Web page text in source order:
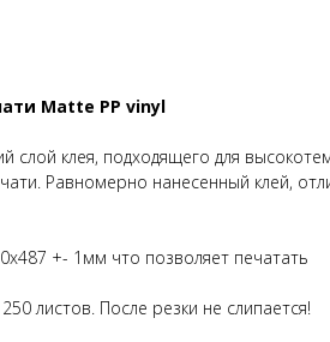
Matte PP vinyl
слой клея, подходящего для
Равномерно нанесенный клей,
+- 1мм что позволяет печатать
листов. После резки не слипается!